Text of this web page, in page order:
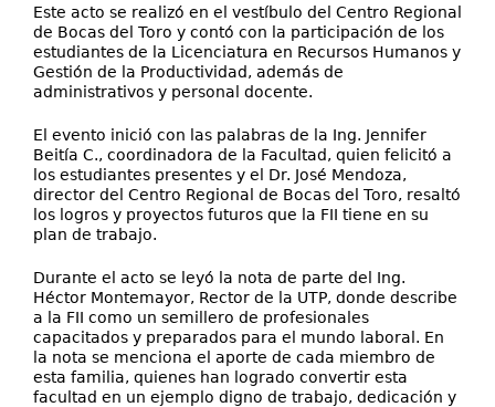
Este acto se realizó en el vestíbulo del Centro Regional
de Bocas del Toro y contó con la participación de los
estudiantes de la Licenciatura en Recursos Humanos y
Gestión de la Productividad, además de
administrativos y personal docente.
El evento inició con las palabras de la Ing. Jennifer
Beitía C., coordinadora de la Facultad, quien felicitó a
los estudiantes presentes y el Dr. José Mendoza,
director del Centro Regional de Bocas del Toro, resaltó
los logros y proyectos futuros que la FII tiene en su
plan de trabajo.
Durante el acto se leyó la nota de parte del Ing.
Héctor Montemayor, Rector de la UTP, donde describe
a la FII como un semillero de profesionales
capacitados y preparados para el mundo laboral. En
la nota se menciona el aporte de cada miembro de
esta familia, quienes han logrado convertir esta
facultad en un ejemplo digno de trabajo, dedicación y